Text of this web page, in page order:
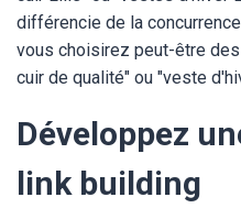
différencie de la
vous choisirez peut-être
cuir de qualité" ou "veste
Développez
link building